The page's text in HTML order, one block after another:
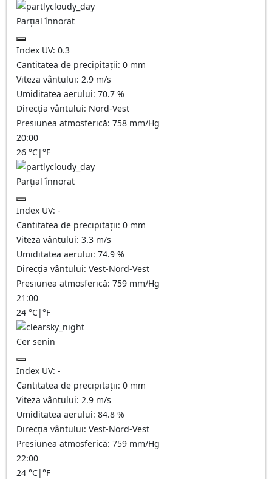
Parțial înnorat
Index UV: 0.3
Cantitatea de precipitații: 0 mm
Viteza vântului: 2.9 m/s
Umiditatea aerului: 70.7 %
Direcția vântului: Nord-Vest
Presiunea atmosferică: 758 mm/Hg
20:00
26 °C|°F
Parțial înnorat
Index UV: -
Cantitatea de precipitații: 0 mm
Viteza vântului: 3.3 m/s
Umiditatea aerului: 74.9 %
Direcția vântului: Vest-Nord-Vest
Presiunea atmosferică: 759 mm/Hg
21:00
24 °C|°F
Cer senin
Index UV: -
Cantitatea de precipitații: 0 mm
Viteza vântului: 2.9 m/s
Umiditatea aerului: 84.8 %
Direcția vântului: Vest-Nord-Vest
Presiunea atmosferică: 759 mm/Hg
22:00
24 °C|°F